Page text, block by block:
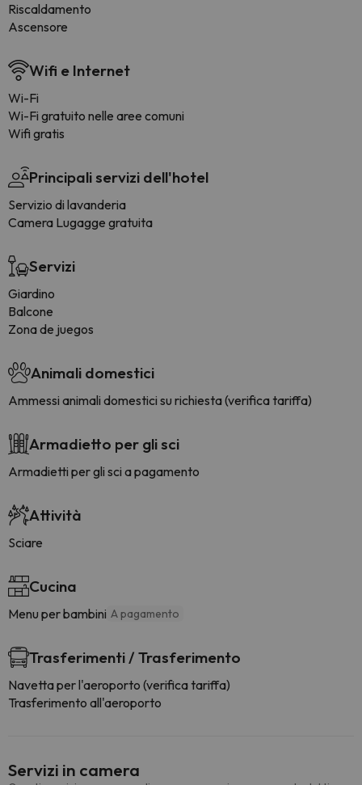
Riscaldamento
Ascensore
Wifi e Internet
Wi-Fi
Wi-Fi gratuito nelle aree comuni
Wifi gratis
Principali servizi dell'hotel
Servizio di lavanderia
Camera Lugagge gratuita
Servizi
Giardino
Balcone
Zona de juegos
Animali domestici
Ammessi animali domestici su richiesta (verifica tariffa)
Armadietto per gli sci
Armadietti per gli sci a pagamento
Attività
Sciare
Cucina
Menu per bambini A pagamento
Trasferimenti / Trasferimento
Navetta per l'aeroporto (verifica tariffa)
Trasferimento all'aeroporto
Servizi in camera